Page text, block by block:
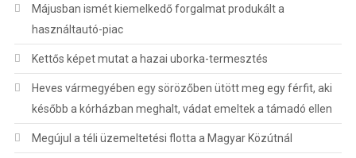
Májusban ismét kiemelkedő forgalmat produkált a
használtautó-piac
Kettős képet mutat a hazai uborka-termesztés
Heves vármegyében egy sörözőben ütött meg egy férfit, aki
később a kórházban meghalt, vádat emeltek a támadó ellen
Megújul a téli üzemeltetési flotta a Magyar Közútnál